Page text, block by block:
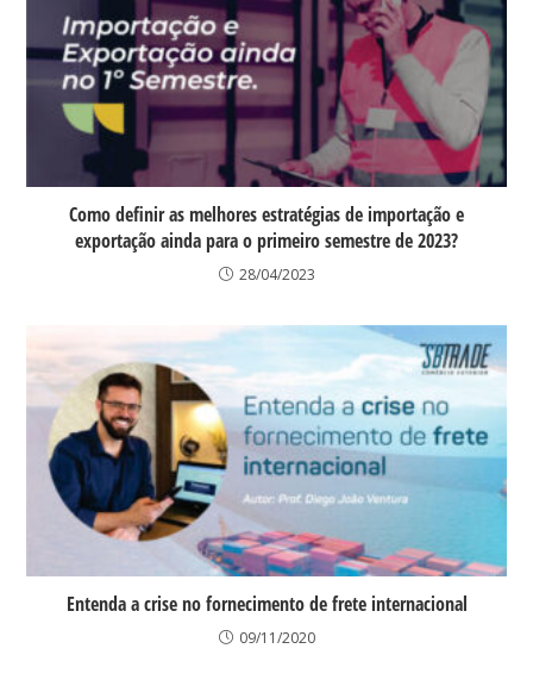
Como definir as melhores estratégias de importação e
exportação ainda para o primeiro semestre de 2023?
28/04/2023
Entenda a crise no fornecimento de frete internacional
09/11/2020